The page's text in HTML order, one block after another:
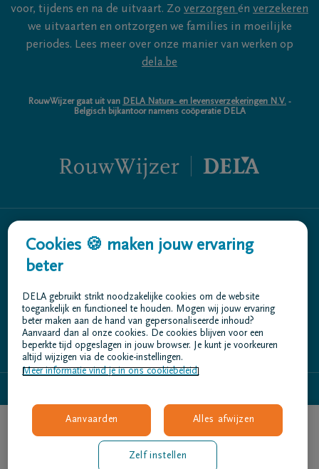
Nood aan
Ontdek wat jou
voor, tijdens en na de uitvaart. Zo verzorgen én verzekeren
we uitvaarten en ontzorgen we families in moeilijke
periodes. Lees meer over onze manier van werken op
dela.be
RouwWijzer gaat uit van DELA Natura- en levensverzekeringen N.V. -
Belgisch bijkantoor namens coöperatie DELA
Wat is rouw?
Omstandigheden van overlijden
Wat kan er helpend zijn?
Hulp bij rouw
Gebruiksvoorwaarden
Bibliografie
Cookies 🍪 maken jouw ervaring
beter
DELA gebruikt strikt noodzakelijke cookies om de website
toegankelijk en functioneel te houden. Mogen wij jouw ervaring
beter maken aan de hand van gepersonaliseerde inhoud?
Aanvaard dan al onze cookies. De cookies blijven voor een
beperkte tijd opgeslagen in jouw browser. Je kunt je voorkeuren
altijd wijzigen via de cookie-instellingen.
Meer informatie vind je in ons cookiebeleid.
Aanvaarden Alles afwijzen
Zelf instellen